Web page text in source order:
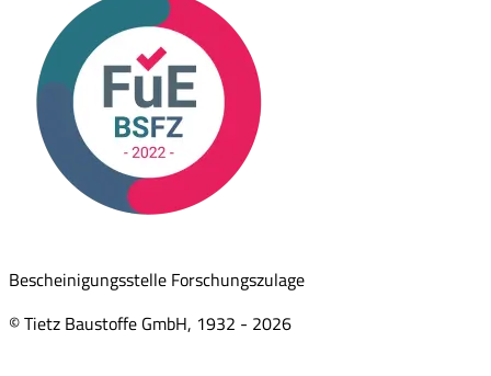
Bescheinigungsstelle Forschungszulage
© Tietz Baustoffe GmbH, 1932 - 2026